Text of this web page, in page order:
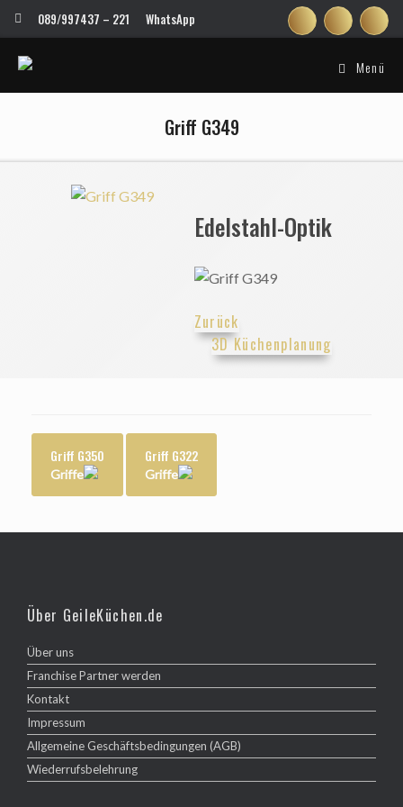
Inhalt
springen
089/997437 – 221 WhatsApp
Menü
Griff G349
Edelstahl-Optik
Zurück
3D Küchenplanung
Griff G350
Griffe
Griff G322
Griffe
Über GeileKüchen.de
Über uns
Franchise Partner werden
Kontakt
Impressum
Allgemeine Geschäftsbedingungen (AGB)
Wiederrufsbelehrung